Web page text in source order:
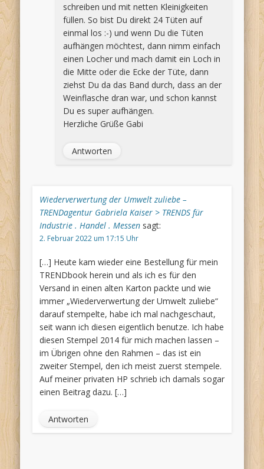
schreiben und mit netten Kleinigkeiten
füllen. So bist Du direkt 24 Tüten auf
einmal los :-) und wenn Du die Tüten
aufhängen möchtest, dann nimm einfach
einen Locher und mach damit ein Loch in
die Mitte oder die Ecke der Tüte, dann
ziehst Du da das Band durch, dass an der
Weinflasche dran war, und schon kannst
Du es super aufhängen.
Herzliche Grüße Gabi
Antworten
Wiederverwertung der Umwelt zuliebe –
TRENDagentur Gabriela Kaiser > TRENDS für
Industrie . Handel . Messen sagt:
2. Februar 2022 um 17:15 Uhr
[…] Heute kam wieder eine Bestellung für mein
TRENDbook herein und als ich es für den
Versand in einen alten Karton packte und wie
immer „Wiederverwertung der Umwelt zuliebe“
darauf stempelte, habe ich mal nachgeschaut,
seit wann ich diesen eigentlich benutze. Ich habe
diesen Stempel 2014 für mich machen lassen –
im Übrigen ohne den Rahmen – das ist ein
zweiter Stempel, den ich meist zuerst stempele.
Auf meiner privaten HP schrieb ich damals sogar
einen Beitrag dazu. […]
Antworten